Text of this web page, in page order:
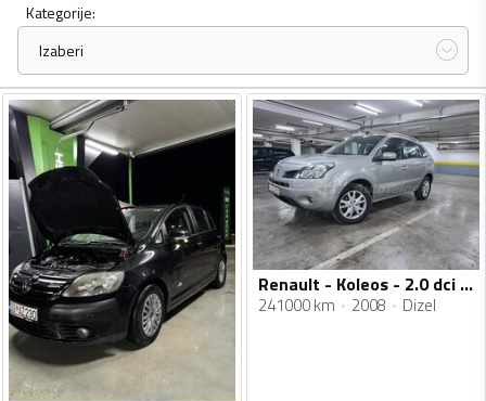
Kategorije:
Izaberi
Renault - Koleos - 2.0 dci 150
241000 km 2008 Dizel